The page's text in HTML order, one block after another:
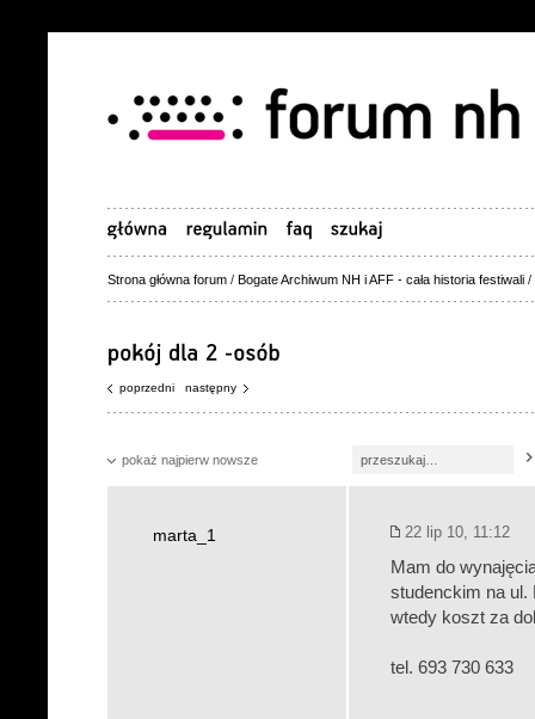
Strona główna forum / Bogate Archiwum NH i AFF - cała historia festiwali /
poprzedni następny
pokaż najpierw nowsze
marta_1 22 lip 10, 11:12
Mam do
studenckim na ul.
wtedy koszt za
tel. 693 730 633